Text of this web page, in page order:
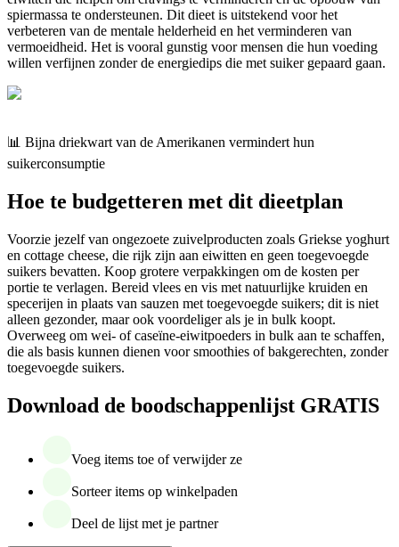
spiermassa te ondersteunen. Dit dieet is uitstekend voor het
verbeteren van de mentale helderheid en het verminderen van
vermoeidheid. Het is vooral gunstig voor mensen die hun voeding
willen verfijnen zonder de energiedips die met suiker gepaard gaan.
📊 Bijna driekwart van de Amerikanen vermindert hun
suikerconsumptie
Hoe te budgetteren met dit dieetplan
Voorzie jezelf van ongezoete zuivelproducten zoals Griekse yoghurt
en cottage cheese, die rijk zijn aan eiwitten en geen toegevoegde
suikers bevatten. Koop grotere verpakkingen om de kosten per
portie te verlagen. Bereid vlees en vis met natuurlijke kruiden en
specerijen in plaats van sauzen met toegevoegde suikers; dit is niet
alleen gezonder, maar ook voordeliger als je in bulk koopt.
Overweeg om wei- of caseïne-eiwitpoeders in bulk aan te schaffen,
die als basis kunnen dienen voor smoothies of bakgerechten, zonder
toegevoegde suikers.
Download de boodschappenlijst GRATIS
Voeg items toe of verwijder ze
Sorteer items op winkelpaden
Deel de lijst met je partner